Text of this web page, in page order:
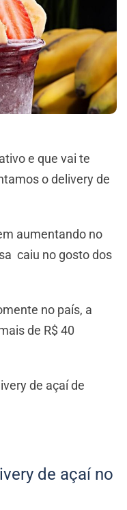
e que vai te
o delivery de
aumentando no
caiu no gosto dos
no país, a
de R$ 40
de açaí de
de açaí no